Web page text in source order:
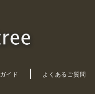
イド よくあるご質問